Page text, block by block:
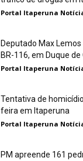
Portal Itaperuna
Deputado Max
BR-116, em Duque de
Portal Itaperuna
Tentativa de
feira em Itaperuna
Portal Itaperuna
PM apreende 161